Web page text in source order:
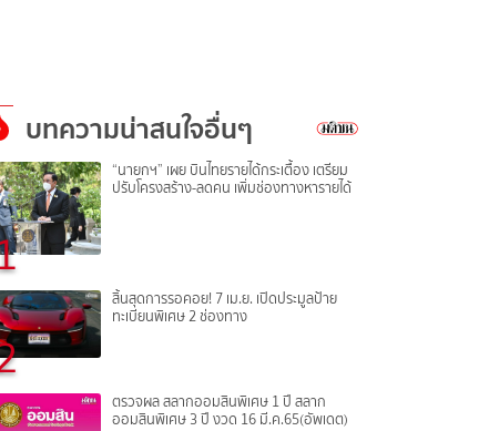
บทความน่าสนใจอื่นๆ
“นายกฯ” เผย บินไทยรายได้กระเตื้อง เตรียม
ปรับโครงสร้าง-ลดคน เพิ่มช่องทางหารายได้
สิ้นสุดการรอคอย! 7 เม.ย. เปิดประมูลป้าย
ทะเบียนพิเศษ 2 ช่องทาง
ตรวจผล สลากออมสินพิเศษ 1 ปี สลาก
ออมสินพิเศษ 3 ปี งวด 16 มี.ค.65(อัพเดต)